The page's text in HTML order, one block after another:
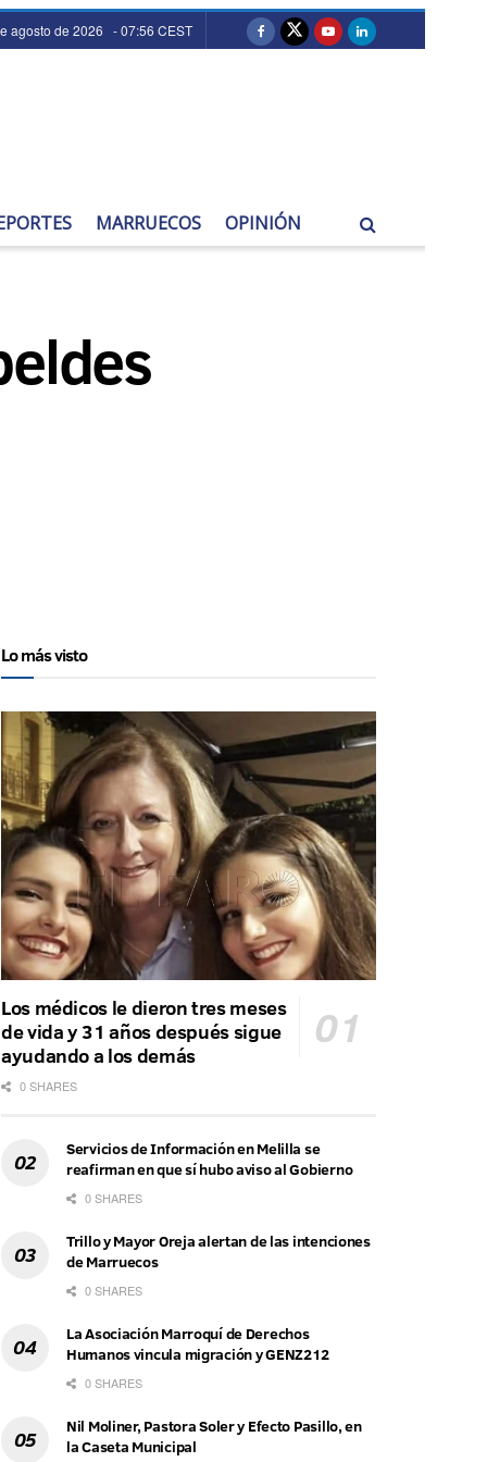
agosto de 2026 - 07:56 CEST
MARRUECOS OPINIÓN
Lo más visto
Los médicos le dieron tres meses
de vida y 31 años después sigue
ayudando a los demás
0 SHARES
Servicios de Información en Melilla se
reafirman en que sí hubo aviso al Gobierno
0 SHARES
Trillo y Mayor Oreja alertan de las intenciones
de Marruecos
0 SHARES
La Asociación Marroquí de Derechos
Humanos vincula migración y GENZ212
0 SHARES
Nil Moliner, Pastora Soler y Efecto Pasillo, en
la Caseta Municipal